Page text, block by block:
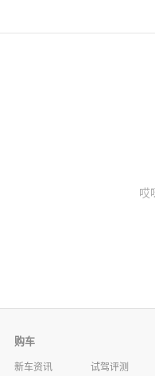
哎
购车
新车资讯
试驾评测